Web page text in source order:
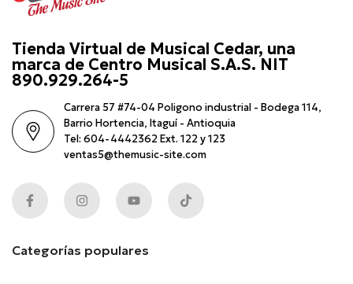
Tienda Virtual de Musical Cedar, una
marca de Centro Musical S.A.S. NIT
890.929.264-5
Carrera 57 #74-04 Poligono industrial - Bodega 114,
Barrio Hortencia, Itaguí - Antioquia
Tel: 604-4442362 Ext. 122 y 123
ventas5@themusic-site.com
Categorías populares